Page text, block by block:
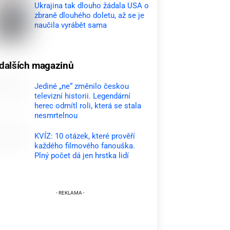
Ukrajina tak dlouho žádala USA o
zbraně dlouhého doletu, až se je
naučila vyrábět sama
magazinů
Jediné „ne“ změnilo českou
televizní historii. Legendární
herec odmítl roli, která se stala
nesmrtelnou
KVÍZ: 10 otázek, které prověří
každého filmového fanouška.
Plný počet dá jen hrstka lidí